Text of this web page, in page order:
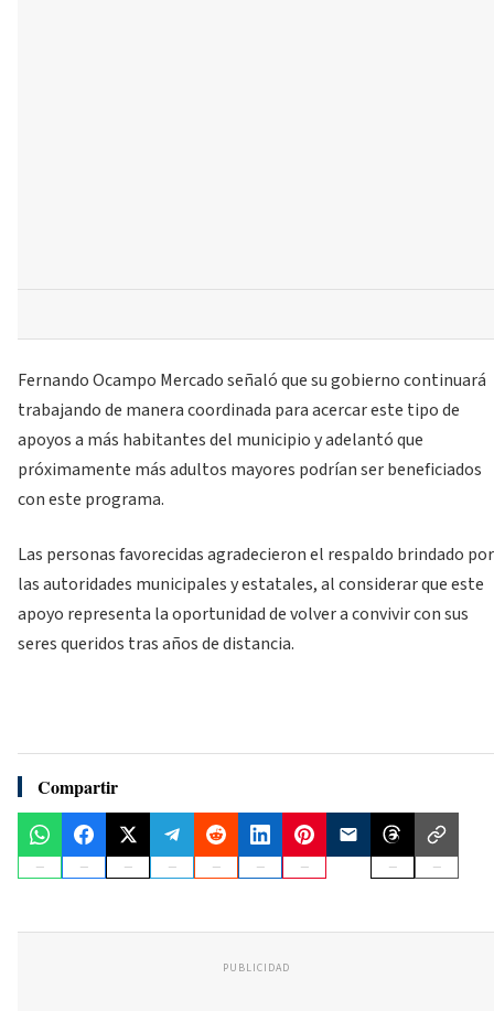
Fernando Ocampo Mercado señaló que su gobierno continuará
trabajando de manera coordinada para acercar este tipo de
apoyos a más habitantes del municipio y adelantó que
próximamente más adultos mayores podrían ser beneficiados
con este programa.
Las personas favorecidas agradecieron el respaldo brindado por
las autoridades municipales y estatales, al considerar que este
apoyo representa la oportunidad de volver a convivir con sus
seres queridos tras años de distancia.
Compartir
PUBLICIDAD